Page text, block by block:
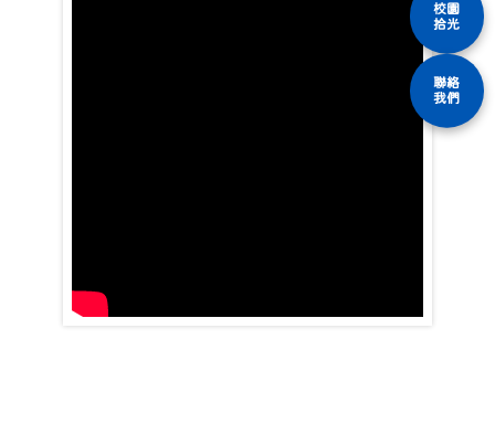
校園
拾光
聯絡
我們